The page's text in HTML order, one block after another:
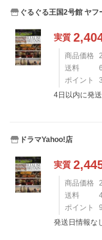
ぐるぐる王国2号館 ヤフ
実質
商品価格
送料
ポイント
4日以内に発
ドラマYahoo!店
実質
商品価格
送料
ポイント
発送日情報な